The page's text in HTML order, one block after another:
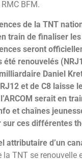
BFM.
de la TNT
train de finaliser
seront
été renouvelés
Daniel
et de C8 laisse
serait en
et chaînes
sur ces différentes
attributaire d’un
la TNT se renouvelle